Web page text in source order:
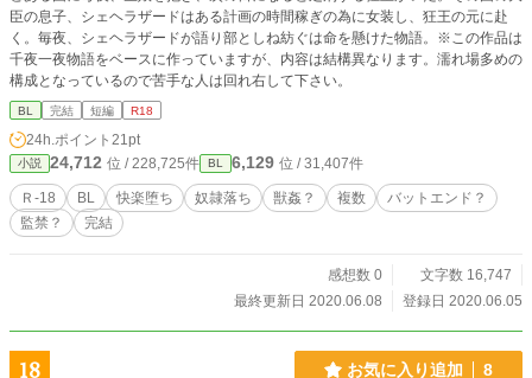
臣の息子、シェヘラザードはある計画の時間稼ぎの為に女装し、狂王の元に赴
く。毎夜、シェヘラザードが語り部としね紡ぐは命を懸けた物語。※この作品は
千夜一夜物語をベースに作っていますが、内容は結構異なります。濡れ場多めの
構成となっているので苦手な人は回れ右して下さい。
BL 完結 短編 R18
24h.ポイント 21pt
小説 24,712 位 / 228,725件 BL 6,129 位 / 31,407件
Ｒ-18 BL 快楽堕ち 奴隷落ち 獣姦？ 複数
バットエンド？
監禁？
完結
感想数 0
文字数 16,747
最終更新日 2020.06.08
登録日 2020.06.05
18 お気に入り追加 8